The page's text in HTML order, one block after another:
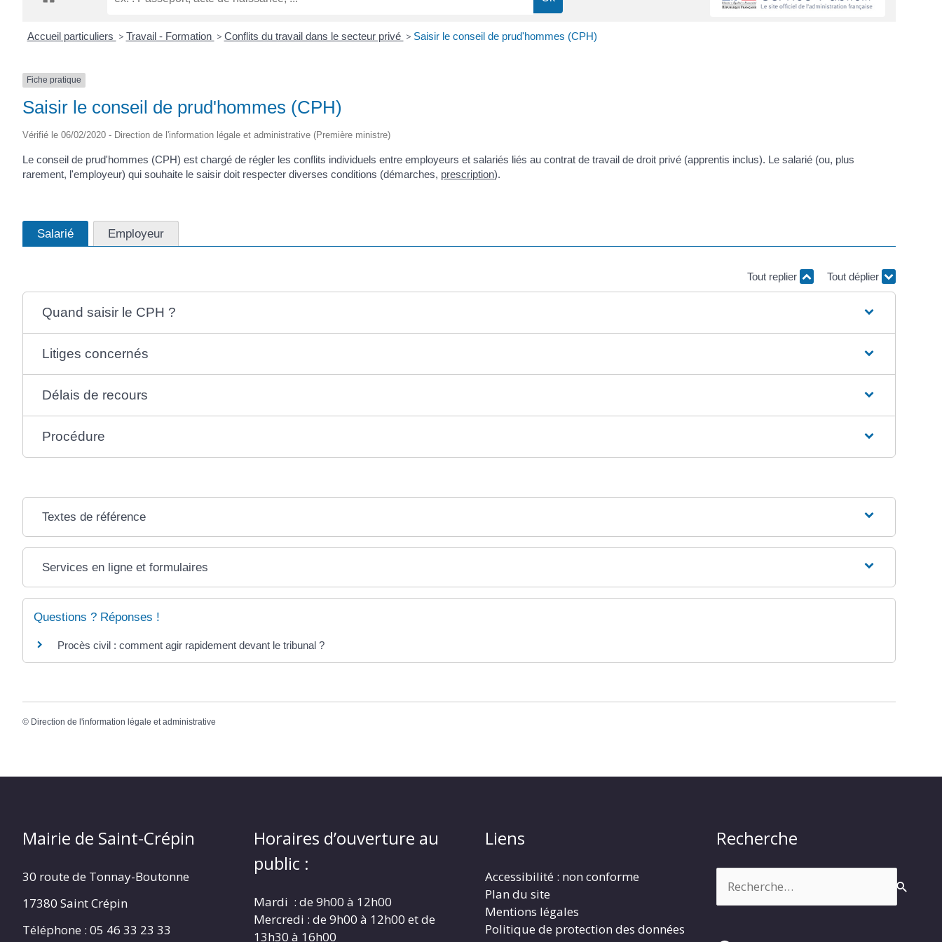
Accueil particuliers > Travail - Formation > Conflits du travail dans le secteur privé > Saisir le conseil de prud'hommes (CPH)
Fiche pratique
Saisir le conseil de prud'hommes (CPH)
Vérifié le 06/02/2020 - Direction de l'information légale et administrative (Première ministre)
Le conseil de prud'hommes (CPH) est chargé de régler les conflits individuels entre employeurs et salariés liés au contrat de travail de droit privé (apprentis inclus). Le salarié (ou, plus
rarement, l'employeur) qui souhaite le saisir doit respecter diverses conditions (démarches, prescription).
Salarié Employeur
Tout replier Tout déplier
Quand saisir le CPH ?
Litiges concernés
Délais de recours
Procédure
Textes de référence
Services en ligne et formulaires
Questions ? Réponses !
Procès civil : comment agir rapidement devant le tribunal ?
© Direction de l'information légale et administrative
Mairie de Saint-Crépin
30 route de Tonnay-Boutonne
17380 Saint Crépin
Téléphone : 05 46 33 23 33
Horaires d’ouverture au
public :
Mardi : de 9h00 à 12h00
Mercredi : de 9h00 à 12h00 et de
13h30 à 16h00
Liens
Accessibilité : non conforme
Plan du site
Mentions légales
Politique de protection des données
Recherche